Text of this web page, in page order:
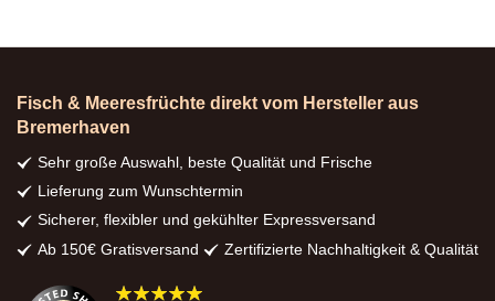
Fisch & Meeresfrüchte direkt vom Hersteller aus
Bremerhaven
Sehr große Auswahl, beste Qualität und Frische
Lieferung zum Wunschtermin
Sicherer, flexibler und gekühlter Expressversand
Ab 150€ Gratisversand
Zertifizierte Nachhaltigkeit & Qualität